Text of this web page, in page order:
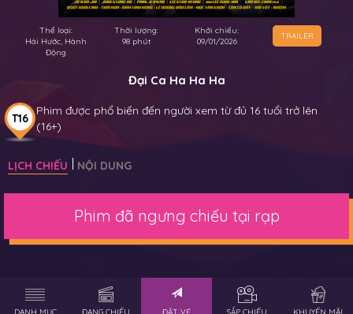
Thể loại:
Hài Hước, Hành
Động
Thời lượng:
98 phút
Khởi chiếu:
09/01/2026
TRAILER
Đại Ca Ha Ha Ha
T16
Phim được phổ biến đến người xem từ đủ 16 tuổi trở lên
(16+)
LỊCH CHIẾU NỘI DUNG
Phim đã ngưng chiếu tại rạp